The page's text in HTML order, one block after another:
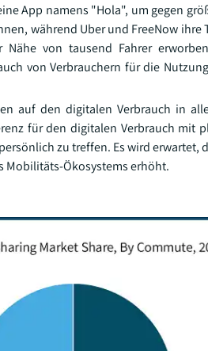
App namens "Hola", um gegen
während Uber und FreeNow
von tausend Fahrer
von Verbrauchern für die
auf den digitalen Verbrauch in
für den digitalen Verbrauch mit
zu treffen. Es wird
Mobilitäts-Ökosystems erhöht.